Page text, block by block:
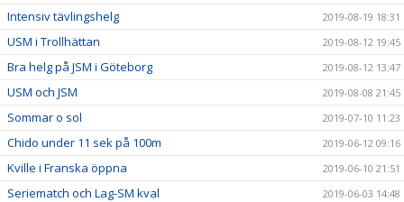
Intensiv tävlingshelg 2019-08-19 18:31
USM i Trollhättan 2019-08-12 19:45
Bra helg på JSM i Göteborg 2019-08-12 13:47
USM och JSM 2019-08-08 21:45
Sommar o sol 2019-07-10 11:23
Chido under 11 sek på 100m 2019-06-12 09:16
Kville i Franska öppna 2019-06-10 21:51
Seriematch och Lag-SM kval 2019-06-03 14:48